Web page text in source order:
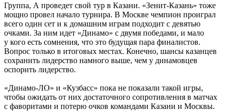
Группа, А проведет свой тур в Казани. «Зенит-Казань» тоже
мощно провел начало турнира. В Москве чемпион проиграл
всего один сет и к домашним играм подходит с девятью
очками. За ним идет «Динамо» с двумя победами, и мало
у кого есть сомнения, что это будущая пара финалистов.
Вопрос только в итоговых местах. Конечно, шансы казанцев
сохранить лидерство намного выше, чем у динамовцев
оспорить лидерство.
«Динамо-ЛО» и «Кузбасс» пока не показали такой игры,
чтобы ожидать от них достаточного сопротивления в матчах
с фаворитами и потерю очков командами Казани и Москвы.